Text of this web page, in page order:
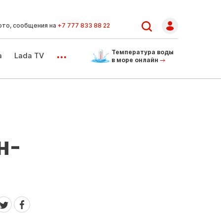
сообщения на +7 777 833 88 22
Lada TV ...
Температура воды
в море онлайн